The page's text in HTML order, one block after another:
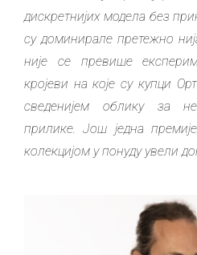
дискретнијих модела без
су доминирале претежно
није се превише
кројеви на које су купци
сведенијем облику за
прилике. Још једна
колекцијом у понуду увели